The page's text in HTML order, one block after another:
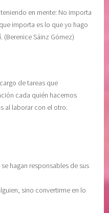
en mente: No importa
importa es lo que yo hago
Sáinz Gómez)
de tareas que
cada quién hacemos
al laborar con el otro.
hagan responsables de sus
sino convertirme en lo